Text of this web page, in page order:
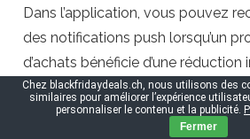
Dans l’application, vous pouvez
des notifications push lorsqu’un
d’achats bénéficie d’une réduction
Faites vos achats en toute
du Black Friday:Évitez les
Chez blackfridaydeals.ch, nous utilisons des
similaires pour améliorer l’expérience
personnaliser le contenu et la publicité.
Fermer